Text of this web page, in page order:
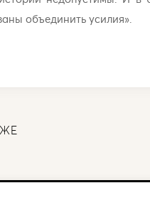
объединить усилия».